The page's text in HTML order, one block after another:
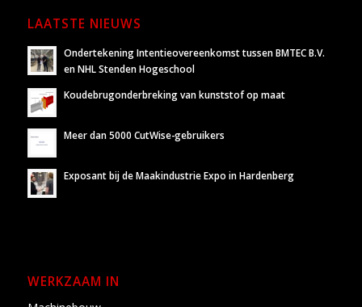
LAATSTE NIEUWS
Ondertekening Intentieovereenkomst tussen BMTEC B.V.
en NHL Stenden Hogeschool
Koudebrugonderbreking van kunststof op maat
Meer dan 5000 CutWise-gebruikers
Exposant bij de Maakindustrie Expo in Hardenberg
WERKZAAM IN